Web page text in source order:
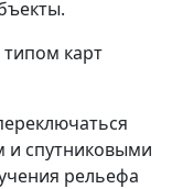
карт
спутниковыми
рельефа